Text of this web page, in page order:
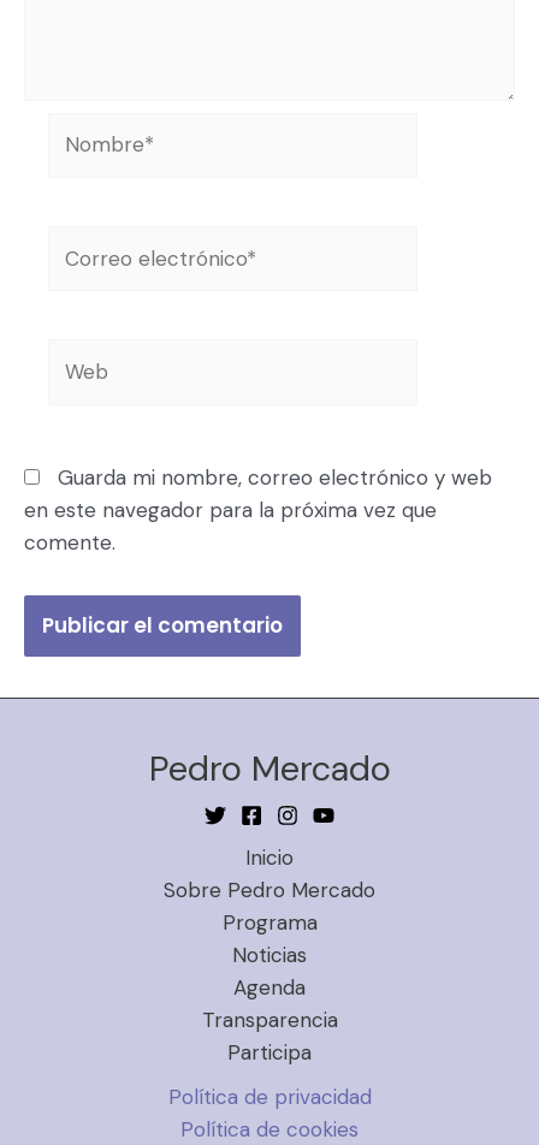
Guarda mi nombre, correo electrónico y web
en este navegador para la próxima vez que
comente.
Pedro Mercado
Inicio
Sobre Pedro Mercado
Programa
Noticias
Agenda
Transparencia
Participa
Política de privacidad
Política de cookies